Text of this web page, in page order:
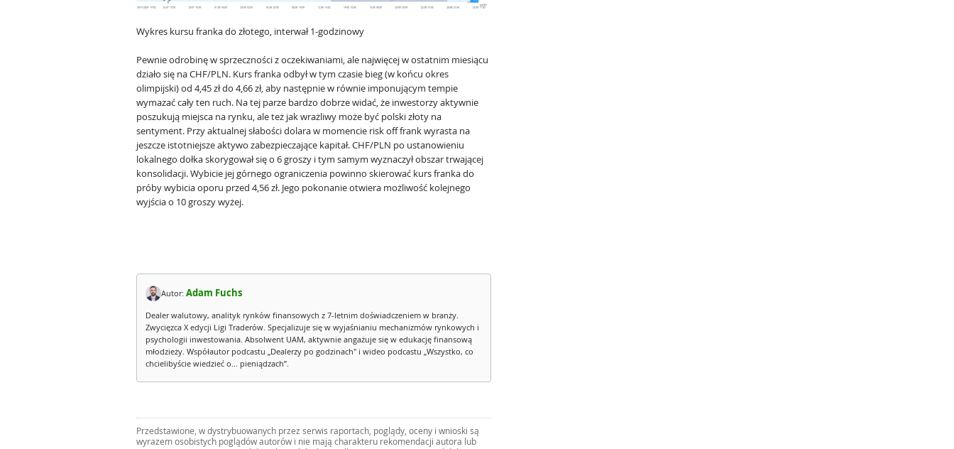
Wykres kursu franka do złotego, interwał 1-godzinowy
Pewnie odrobinę w sprzeczności z oczekiwaniami, ale najwięcej w ostatnim miesiącu
działo się na CHF/PLN. Kurs franka odbył w tym czasie bieg (w końcu okres
olimpijski) od 4,45 zł do 4,66 zł, aby następnie w równie imponującym tempie
wymazać cały ten ruch. Na tej parze bardzo dobrze widać, że inwestorzy aktywnie
poszukują miejsca na rynku, ale też jak wrażliwy może być polski złoty na
sentyment. Przy aktualnej słabości dolara w momencie risk off frank wyrasta na
jeszcze istotniejsze aktywo zabezpieczające kapitał. CHF/PLN po ustanowieniu
lokalnego dołka skorygował się o 6 groszy i tym samym wyznaczył obszar trwającej
konsolidacji. Wybicie jej górnego ograniczenia powinno skierować kurs franka do
próby wybicia oporu przed 4,56 zł. Jego pokonanie otwiera możliwość kolejnego
wyjścia o 10 groszy wyżej.
Autor: Adam Fuchs
Dealer walutowy, analityk rynków finansowych z 7-letnim doświadczeniem w branży.
Zwycięzca X edycji Ligi Traderów. Specjalizuje się w wyjaśnianiu mechanizmów rynkowych i
psychologii inwestowania. Absolwent UAM, aktywnie angażuje się w edukację finansową
młodzieży. Współautor podcastu „Dealerzy po godzinach" i wideo podcastu „Wszystko, co
chcielibyście wiedzieć o... pieniądzach”.
Przedstawione, w dystrybuowanych przez serwis raportach, poglądy, oceny i wnioski są
wyrazem osobistych poglądów autorów i nie mają charakteru rekomendacji autora lub